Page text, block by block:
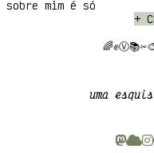
sobre mim é só
+
uma